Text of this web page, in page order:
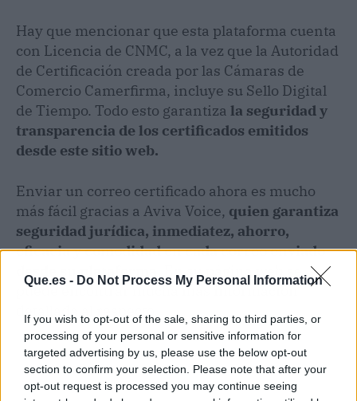
Que.es - Do Not Process My Personal Information
If you wish to opt-out of the sale, sharing to third parties, or
processing of your personal or sensitive information for
targeted advertising by us, please use the below opt-out
section to confirm your selection. Please note that after your
opt-out request is processed you may continue seeing
Hay que mencionar que esta plataforma cuenta
con Licencia de CNMC, a la vez que la Autoridad
de Certificación creada por las Cámaras de
Comercio Camerfirma, incluye su Sello Digital
de Tiempo. Todo esto garantiza la seguridad y
transparencia de los certificados emitidos
desde este sitio web.
Enviar un correo certificado ahora es mucho
más fácil gracias a Aviva Voice, quien garantiza
seguridad jurídica, inmediatez, ahorro,
eficacia y comodidad en cada correo enviado
desde su plataforma.
En su página web se
puede encontrar mucha más información
detallada al respecto.